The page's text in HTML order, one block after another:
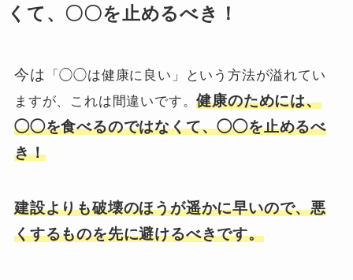
くて、〇〇を止めるべき！
今は 「◯◯は健康に良い」という方法が溢れてい
ますが、これは間違いです。健康のためには、
◯◯を食べるのではなくて、◯◯を止めるべ
き！
建設よりも破壊のほうが遥かに早いので、悪
くするものを先に避けるべきです。